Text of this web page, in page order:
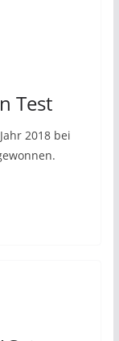
Test
2018 bei